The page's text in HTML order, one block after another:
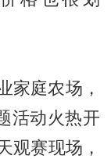
家庭农场，
活动火热开
观赛现场，